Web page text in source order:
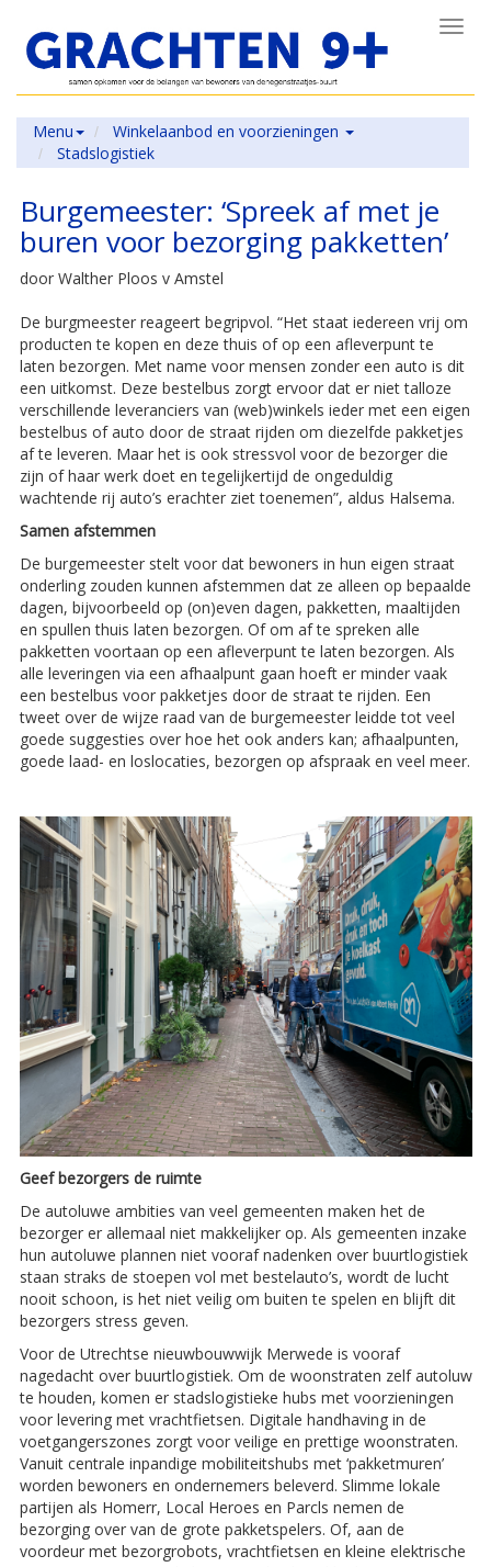
Menu
Winkelaanbod en voorzieningen
Stadslogistiek
Burgemeester: ‘Spreek af met je
buren voor bezorging pakketten’
door Walther Ploos v Amstel
De burgmeester reageert begripvol. “Het staat iedereen vrij om
producten te kopen en deze thuis of op een afleverpunt te
laten bezorgen. Met name voor mensen zonder een auto is dit
een uitkomst. Deze bestelbus zorgt ervoor dat er niet talloze
verschillende leveranciers van (web)winkels ieder met een eigen
bestelbus of auto door de straat rijden om diezelfde pakketjes
af te leveren. Maar het is ook stressvol voor de bezorger die
zijn of haar werk doet en tegelijkertijd de ongeduldig
wachtende rij auto’s erachter ziet toenemen”, aldus Halsema.
Samen afstemmen
De burgemeester stelt voor dat bewoners in hun eigen straat
onderling zouden kunnen afstemmen dat ze alleen op bepaalde
dagen, bijvoorbeeld op (on)even dagen, pakketten, maaltijden
en spullen thuis laten bezorgen. Of om af te spreken alle
pakketten voortaan op een afleverpunt te laten bezorgen. Als
alle leveringen via een afhaalpunt gaan hoeft er minder vaak
een bestelbus voor pakketjes door de straat te rijden. Een
tweet over de wijze raad van de burgemeester leidde tot veel
goede suggesties over hoe het ook anders kan; afhaalpunten,
goede laad- en loslocaties, bezorgen op afspraak en veel meer.
Geef bezorgers de ruimte
De autoluwe ambities van veel gemeenten maken het de
bezorger er allemaal niet makkelijker op. Als gemeenten inzake
hun autoluwe plannen niet vooraf nadenken over buurtlogistiek
staan straks de stoepen vol met bestelauto’s, wordt de lucht
nooit schoon, is het niet veilig om buiten te spelen en blijft dit
bezorgers stress geven.
Voor de Utrechtse nieuwbouwwijk Merwede is vooraf
nagedacht over buurtlogistiek. Om de woonstraten zelf autoluw
te houden, komen er stadslogistieke hubs met voorzieningen
voor levering met vrachtfietsen. Digitale handhaving in de
voetgangerszones zorgt voor veilige en prettige woonstraten.
Vanuit centrale inpandige mobiliteitshubs met ‘pakketmuren’
worden bewoners en ondernemers beleverd. Slimme lokale
partijen als Homerr, Local Heroes en Parcls nemen de
bezorging over van de grote pakketspelers. Of, aan de
voordeur met bezorgrobots, vrachtfietsen en kleine elektrische